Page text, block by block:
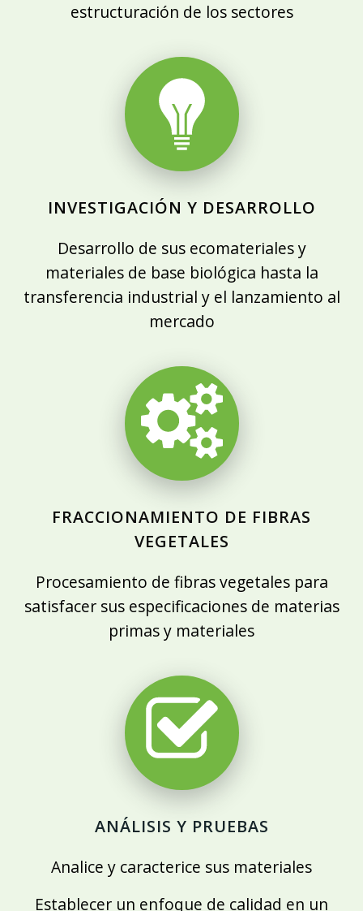
estructuración de los sectores
INVESTIGACIÓN Y DESARROLLO
Desarrollo de sus ecomateriales y
materiales de base biológica hasta la
transferencia industrial y el lanzamiento al
mercado
FRACCIONAMIENTO DE FIBRAS
VEGETALES
Procesamiento de fibras vegetales para
satisfacer sus especificaciones de materias
primas y materiales
ANÁLISIS Y PRUEBAS
Analice y caracterice sus materiales
Establecer un enfoque de calidad en un